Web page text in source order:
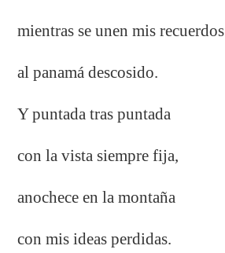
mientras se unen mis recuerdos
al panamá descosido.
Y puntada tras puntada
con la vista siempre fija,
anochece en la montaña
con mis ideas perdidas.